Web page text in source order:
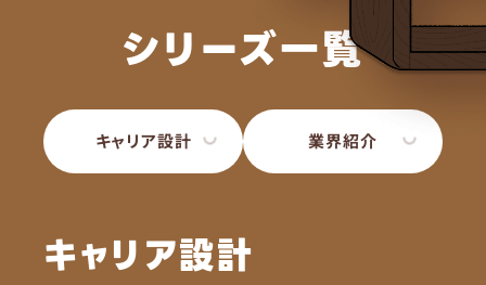
シリーズ一覧
キャリア設計 業界紹介
キャリア設計